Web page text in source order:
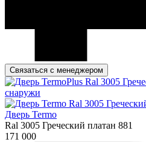
Связаться с менеджером
Дверь Termo
Ral 3005 Греческий платан 881
171 000